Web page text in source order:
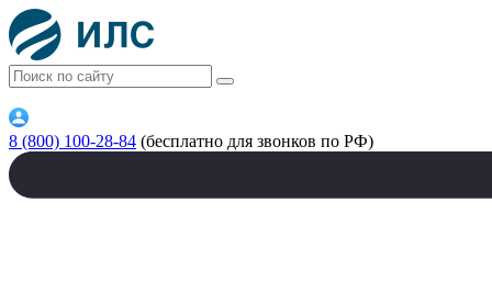
8 (800) 100-28-84 (бесплатно для звонков по РФ)